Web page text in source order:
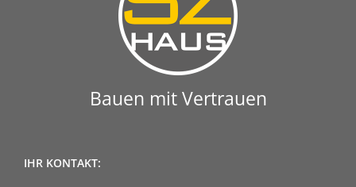
Bauen mit Vertrauen
IHR KONTAKT: